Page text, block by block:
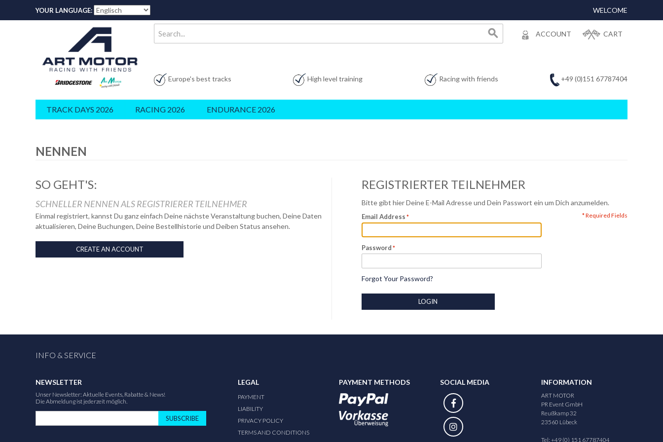
YOUR LANGUAGE: WELCOME
ACCOUNT CART
Europe's best tracks High level training Racing with friends +49 (0)151 67787404
TRACK DAYS 2026 RACING 2026 ENDURANCE 2026
NENNEN
SO GEHT'S:
SCHNELLER NENNEN ALS REGISTRIERER TEILNEHMER
Einmal registriert, kannst Du ganz einfach Deine nächste Veranstaltung buchen, Deine Daten
aktualisieren, Deine Buchungen, Deine Bestellhistorie und Deiben Status ansehen.
CREATE AN ACCOUNT
REGISTRIERTER TEILNEHMER
Bitte gibt hier Deine E-Mail Adresse und Dein Passwort ein um Dich anzumelden.
* Required Fields
Email Address
Password
Forgot Your Password?
LOGIN
INFO & SERVICE
NEWSLETTER
Unser Newsletter: Aktuelle Events, Rabatte & News!
Die Abmeldung ist jederzeit möglich.
SUBSCRIBE
LEGAL
PAYMENT
LIABILITY
PRIVACY POLICY
TERMS AND CONDITIONS
PAYMENT METHODS SOCIAL MEDIA INFORMATION
ART MOTOR
PR Event GmbH
Reußkamp 32
23560 Lübeck
Tel: +49 (0) 151 67787404